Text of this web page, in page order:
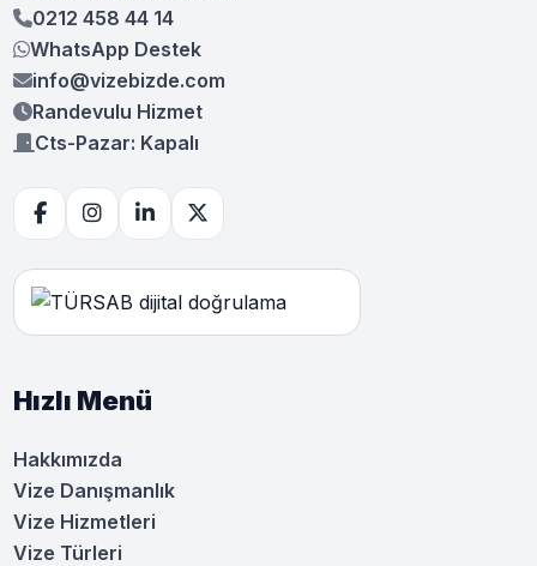
0212 458 44 14
WhatsApp Destek
info@vizebizde.com
Randevulu Hizmet
Cts-Pazar: Kapalı
Hızlı Menü
Hakkımızda
Vize Danışmanlık
Vize Hizmetleri
Vize Türleri